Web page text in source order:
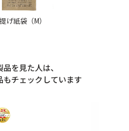
げ紙袋（M）
品を見た人は、
もチェックしています